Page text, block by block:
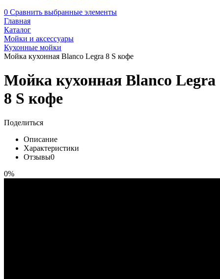
0 Сравнить выбранные элементы
Главная
Каталог
Мойки и аксессуары
Кухонные мойки
Мойка кухонная Blanco Legra 8 S кофе
Мойка кухонная Blanco Legra
8 S кофе
Поделиться
Описание
Характеристики
Отзывы0
0%